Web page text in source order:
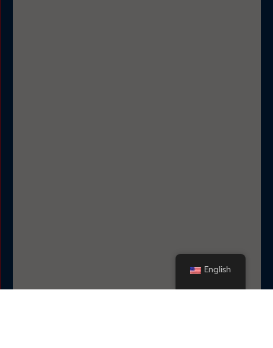
English